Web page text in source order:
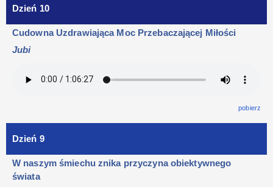
Dzień 10
Cudowna Uzdrawiająca Moc Przebaczającej Miłości
Jubi
pobierz
Dzień 9
W naszym śmiechu znika przyczyna obiektywnego
świata